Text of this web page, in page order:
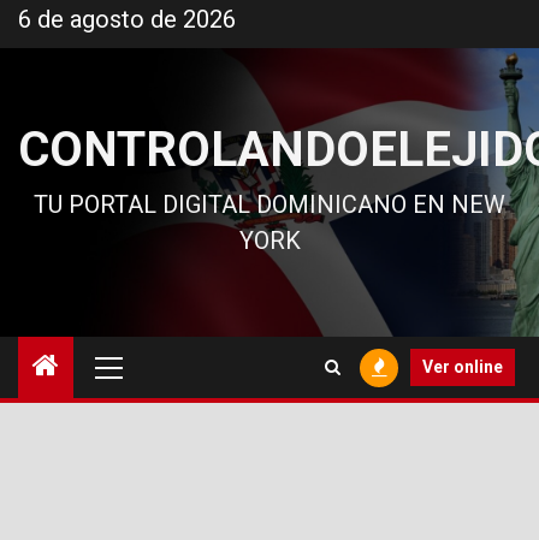
al
6 de agosto de 2026
TU PORTAL DIGITAL DOMINICANO EN NEW
YORK
principal
Ver online